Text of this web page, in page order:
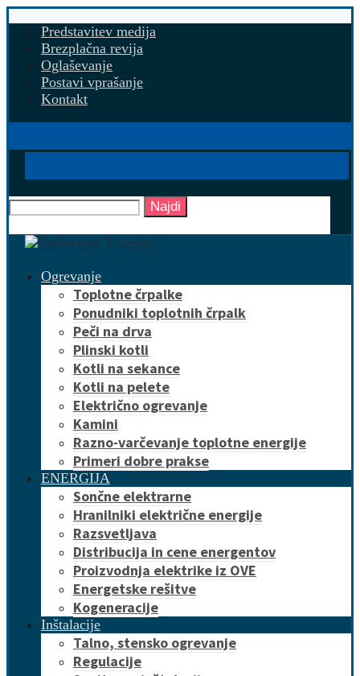
Predstavitev medija
Brezplačna revija
Oglaševanje
Postavi vprašanje
Kontakt
Najdi
Ogrevanje
Toplotne črpalke
Ponudniki toplotnih črpalk
Peči na drva
Plinski kotli
Kotli na sekance
Kotli na pelete
Električno ogrevanje
Kamini
Razno-varčevanje toplotne energije
Primeri dobre prakse
ENERGIJA
Sončne elektrarne
Hranilniki električne energije
Razsvetljava
Distribucija in cene energentov
Proizvodnja elektrike iz OVE
Energetske rešitve
Kogeneracije
Inštalacije
Talno, stensko ogrevanje
Regulacije